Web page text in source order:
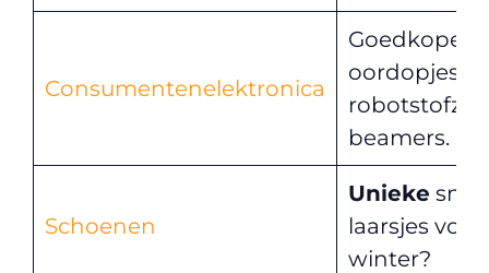
Consumentenelektronica
Goedkope
oordopjes,
beamers.
Schoenen
Unieke
laarsjes
winter?